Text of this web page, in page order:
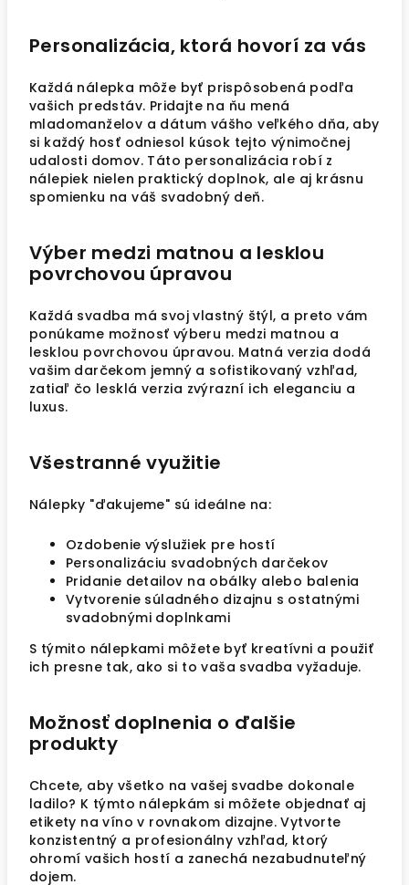
Personalizácia, ktorá hovorí za vás
Každá nálepka môže byť prispôsobená podľa
vašich predstáv. Pridajte na ňu mená
mladomanželov a dátum vášho veľkého dňa, aby
si každý hosť odniesol kúsok tejto výnimočnej
udalosti domov. Táto personalizácia robí z
nálepiek nielen praktický doplnok, ale aj krásnu
spomienku na váš svadobný deň.
Výber medzi matnou a lesklou
povrchovou úpravou
Každá svadba má svoj vlastný štýl, a preto vám
ponúkame možnosť výberu medzi matnou a
lesklou povrchovou úpravou. Matná verzia dodá
vašim darčekom jemný a sofistikovaný vzhľad,
zatiaľ čo lesklá verzia zvýrazní ich eleganciu a
luxus.
Všestranné využitie
Nálepky "ďakujeme" sú ideálne na:
Ozdobenie výslužiek pre hostí
Personalizáciu svadobných darčekov
Pridanie detailov na obálky alebo balenia
Vytvorenie súladného dizajnu s ostatnými
svadobnými doplnkami
S týmito nálepkami môžete byť kreatívni a použiť
ich presne tak, ako si to vaša svadba vyžaduje.
Možnosť doplnenia o ďalšie
produkty
Chcete, aby všetko na vašej svadbe dokonale
ladilo? K týmto nálepkám si môžete objednať aj
etikety na víno v rovnakom dizajne. Vytvorte
konzistentný a profesionálny vzhľad, ktorý
ohromí vašich hostí a zanechá nezabudnuteľný
dojem.